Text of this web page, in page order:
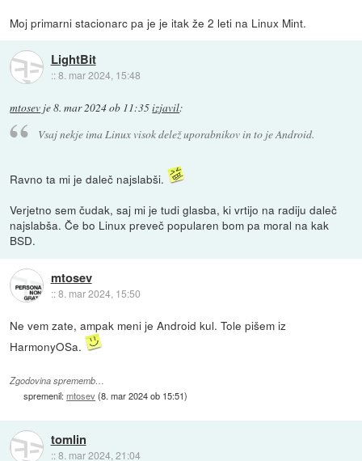
Moj primarni stacionarc pa je je itak že 2 leti na Linux Mint.
LightBit
::8. mar 2024, 15:48
mtosev je8. mar 2024 ob 11:35izjavil:
Vsaj nekje ima Linux visok delež uporabnikov in to je Android.
Ravno ta mi je daleč najslabši.
Verjetno sem čudak, saj mi je tudi glasba, ki vrtijo na radiju daleč
najslabša. Če bo Linux preveč popularen bom pa moral na kak
BSD.
mtosev
::8. mar 2024, 15:50
Ne vem zate, ampak meni je Android kul. Tole pišem iz
HarmonyOSa.
Zgodovina sprememb…
spremenil:mtosev(8. mar 2024 ob 15:51)
tomlin
::8. mar 2024, 21:04